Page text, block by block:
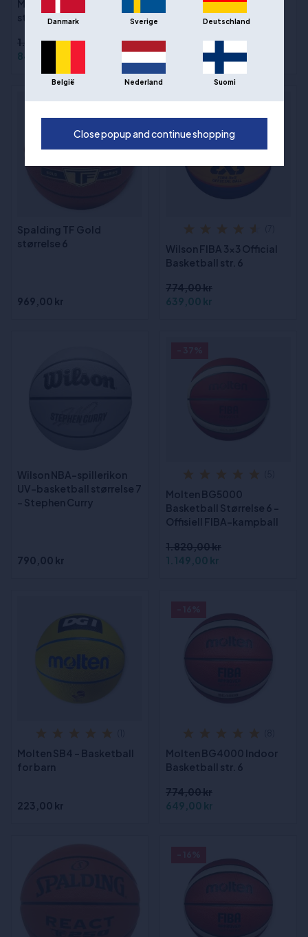
Molten BG4550 Kurv
størrelse 6
1.193,00 kr
849,00 kr
Wilson WNBA Authentic
Series Outdoor
447,00 kr
Spalding TF Gold
størrelse 6
969,00 kr
Wilson FIBA 3x3 Official
Basketball str. 6
774,00 kr
639,00 kr
Wilson NBA-spillerikon
UV-basketball størrelse 7
- Stephen Curry
790,00 kr
Molten BG5000
Basketball Størrelse 6 -
Offisiell FIBA-kampball
1.820,00 kr
1.149,00 kr
Molten SB4 - Basketball
for barn
223,00 kr
Molten BG4000 Indoor
Basketball str. 6
774,00 kr
649,00 kr
Danmark Sverige Deutschland
België Nederland Suomi
Close popup and continue shopping